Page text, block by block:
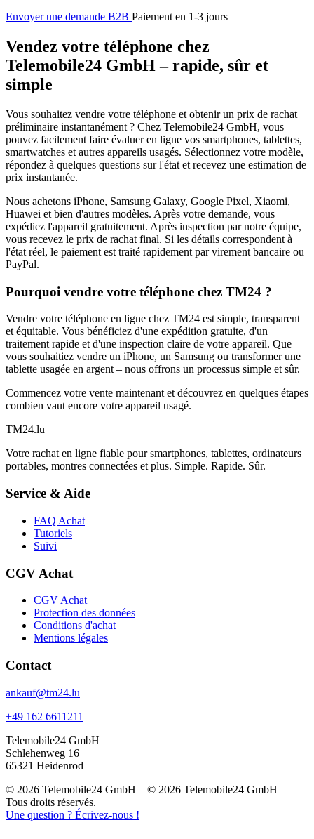
Envoyer une demande B2B Paiement en 1-3 jours
Vendez votre téléphone chez
Telemobile24 GmbH – rapide, sûr et
simple
Vous souhaitez vendre votre téléphone et obtenir un prix de rachat
préliminaire instantanément ? Chez Telemobile24 GmbH, vous
pouvez facilement faire évaluer en ligne vos smartphones, tablettes,
smartwatches et autres appareils usagés. Sélectionnez votre modèle,
répondez à quelques questions sur l'état et recevez une estimation de
prix instantanée.
Nous achetons iPhone, Samsung Galaxy, Google Pixel, Xiaomi,
Huawei et bien d'autres modèles. Après votre demande, vous
expédiez l'appareil gratuitement. Après inspection par notre équipe,
vous recevez le prix de rachat final. Si les détails correspondent à
l'état réel, le paiement est traité rapidement par virement bancaire ou
PayPal.
Pourquoi vendre votre téléphone chez TM24 ?
Vendre votre téléphone en ligne chez TM24 est simple, transparent
et équitable. Vous bénéficiez d'une expédition gratuite, d'un
traitement rapide et d'une inspection claire de votre appareil. Que
vous souhaitiez vendre un iPhone, un Samsung ou transformer une
tablette usagée en argent – nous offrons un processus simple et sûr.
Commencez votre vente maintenant et découvrez en quelques étapes
combien vaut encore votre appareil usagé.
TM24.lu
Votre rachat en ligne fiable pour smartphones, tablettes, ordinateurs
portables, montres connectées et plus. Simple. Rapide. Sûr.
Service & Aide
FAQ Achat
Tutoriels
Suivi
CGV Achat
CGV Achat
Protection des données
Conditions d'achat
Mentions légales
Contact
ankauf@tm24.lu
+49 162 6611211
Telemobile24 GmbH
Schlehenweg 16
65321 Heidenrod
© 2026 Telemobile24 GmbH – © 2026 Telemobile24 GmbH –
Tous droits réservés.
Une question ? Écrivez-nous !